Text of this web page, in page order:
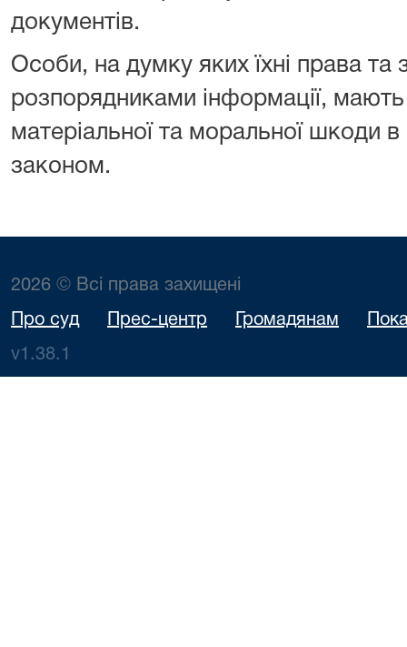
документів.
Особи, на думку яких їхні права та
розпорядниками інформації,
матеріальної та моральної шкоди
законом.
2026 © Всі права захищені
Про суд Прес-центр Громадянам
v1.38.1